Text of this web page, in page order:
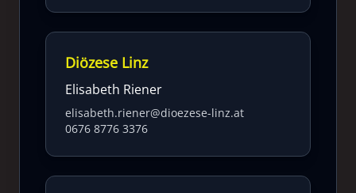
Diözese Linz
Elisabeth Riener
elisabeth.riener@dioezese-linz.at
0676 8776 3376